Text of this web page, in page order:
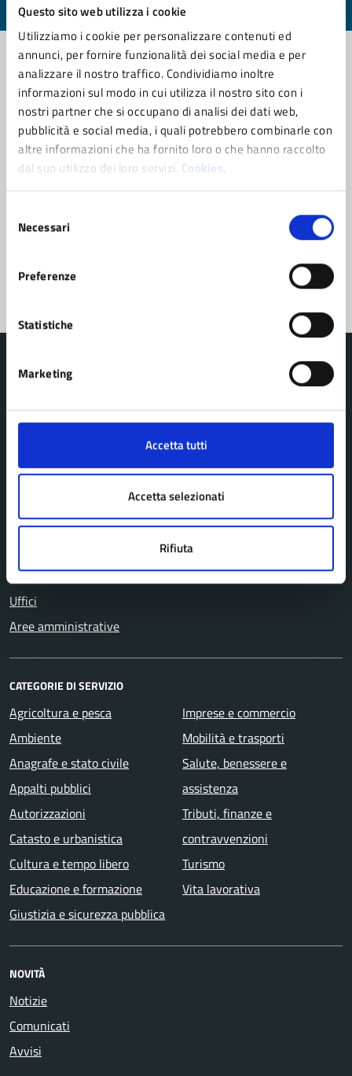
Questo sito web utilizza i cookie
Utilizziamo i cookie per personalizzare contenuti ed
annunci, per fornire funzionalità dei social media e per
analizzare il nostro traffico. Condividiamo inoltre
informazioni sul modo in cui utilizza il nostro sito con i
nostri partner che si occupano di analisi dei dati web,
pubblicità e social media, i quali potrebbero combinarle con
altre informazioni che ha fornito loro o che hanno raccolto
dal suo utilizzo dei loro servizi. Cookies.
delNecessari
Preferenze
Statistiche
Marketing
Accetta tutti
Accetta selezionati
Rifiuta
Valuta 5 stelle su 5
Valuta 4 stelle su 5
Valuta 3 stelle su 5
Valuta 2 stelle su 5
Valuta 1 stelle su 5
Contatta il comune
Leggi le domande frequenti
Richiedi assistenza
Prenota appuntamento
Problemi in città
Comune di Pavullo nel Frignano
AMMINISTRAZIONE
Personale amministrativo
Enti e fondazioni
Uffici
Aree amministrative
CATEGORIE DI SERVIZIO
Agricoltura e pesca
Ambiente
Anagrafe e stato civile
Appalti pubblici
Autorizzazioni
Catasto e urbanistica
Cultura e tempo libero
Educazione e formazione
Giustizia e sicurezza pubblica
Imprese e commercio
Mobilità e trasporti
Salute, benessere e
assistenza
Tributi, finanze e
contravvenzioni
Turismo
Vita lavorativa
NOVITÀ
Notizie
Comunicati
Avvisi